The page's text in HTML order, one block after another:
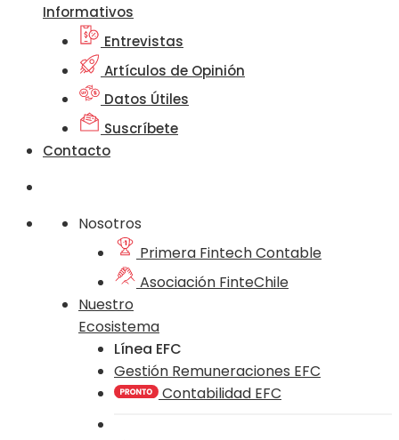
Informativos
Entrevistas
Artículos de Opinión
Datos Útiles
Suscríbete
Contacto
Nosotros
Primera Fintech Contable
Asociación FinteChile
Nuestro
Ecosistema
Línea EFC
Gestión Remuneraciones EFC
Contabilidad EFC